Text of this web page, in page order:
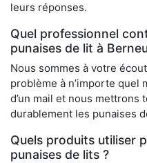
leurs réponses.
Quel professionnel
punaises de lit à
Nous sommes à votre
problème à n’importe quel
d’un mail et nous
durablement les punaises
Quels produits utiliser
punaises de lits ?